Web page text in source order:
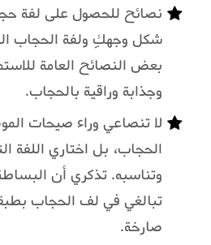
نصائح للحصول على لفة
شكل وجهكِ ولفة الحجاب
بعض النصائح العامة
وجذابة وراقية بالحجاب.
لا تنصاعي وراء صيحات
الحجاب، بل اختاري اللفة
وتناسبه. تذكري أن
تبالغي في لف الحجاب
صارخة.